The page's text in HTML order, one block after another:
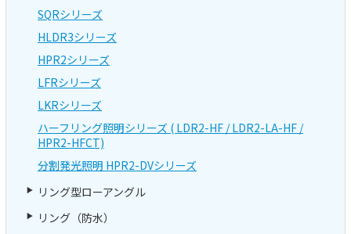
SQRシリーズ
HLDR3シリーズ
HPR2シリーズ
LFRシリーズ
LKRシリーズ
ハーフリング照明シリーズ ( LDR2-HF / LDR2-LA-HF /
HPR2-HFCT)
分割発光照明 HPR2-DVシリーズ
リング型ローアングル
リング（防水）